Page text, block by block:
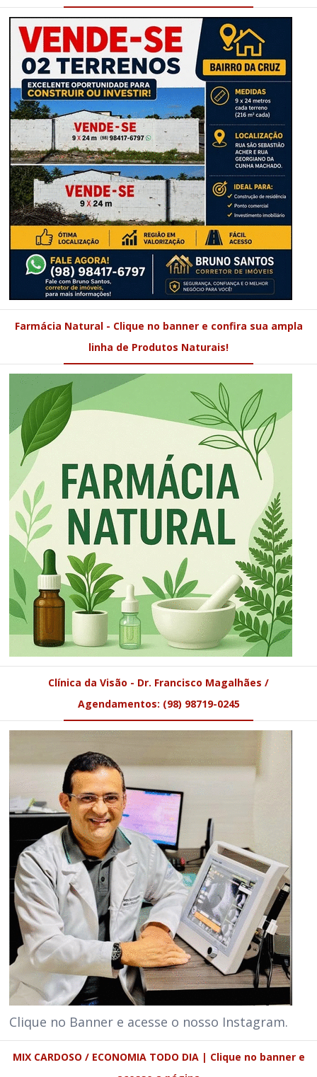
Farmácia Natural - Clique no banner e confira sua ampla
linha de Produtos Naturais!
Clínica da Visão - Dr. Francisco Magalhães /
Agendamentos: (98) 98719-0245
Clique no Banner e acesse o nosso Instagram.
MIX CARDOSO / ECONOMIA TODO DIA | Clique no banner e